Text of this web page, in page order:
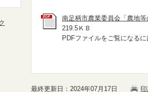
南足柄市農業委員会「農地
219.5ＫＢ
PDFファイルをご覧になるに
最終更新日：2024年07月17日 印